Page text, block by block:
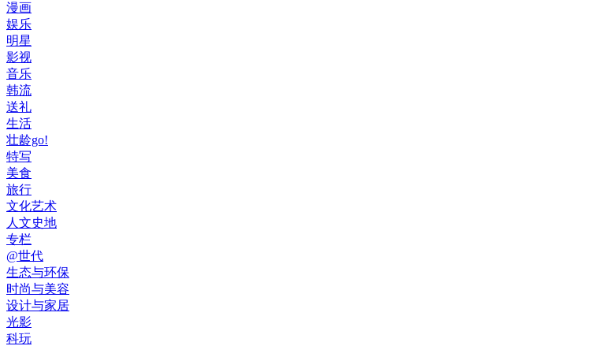
漫画
娱乐
明星
影视
音乐
韩流
送礼
生活
壮龄go!
特写
美食
旅行
文化艺术
人文史地
专栏
@世代
生态与环保
时尚与美容
设计与家居
光影
科玩